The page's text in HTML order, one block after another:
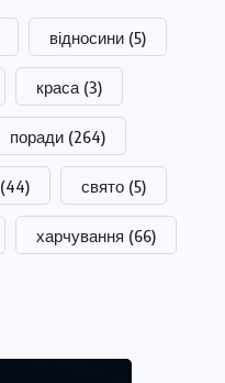
відносини (5)
краса (3)
поради (264)
(44) свято (5)
харчування (66)